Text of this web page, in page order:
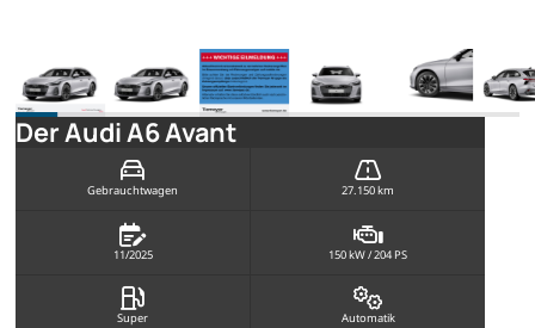
Der Audi A6 Avant
Gebrauchtwagen 27.150 km
11/2025 150 kW / 204 PS
Super Automatik